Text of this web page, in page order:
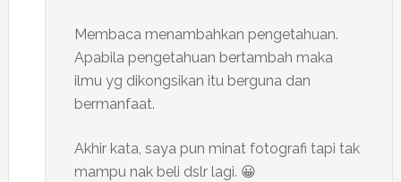
Membaca menambahkan pengetahuan.
Apabila pengetahuan bertambah maka
ilmu yg dikongsikan itu berguna dan
bermanfaat.
Akhir kata, saya pun minat fotografi tapi tak
mampu nak beli dslr lagi. 😀